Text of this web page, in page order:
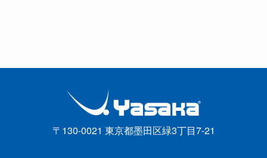
〒130-0021 東京都墨田区緑3丁目7-21